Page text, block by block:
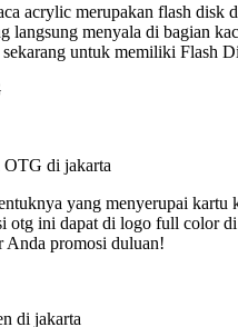
acrylic merupakan flash
langsung menyala di bagian
untuk memiliki Flash
yang menyerupai
otg ini dapat di logo full color
Anda promosi duluan!